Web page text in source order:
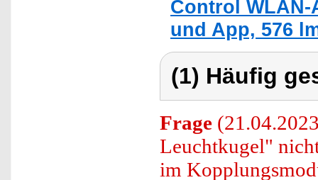
Control WLAN-
und App, 576
(1) Häufig
Frage
Leuchtkugel"
im